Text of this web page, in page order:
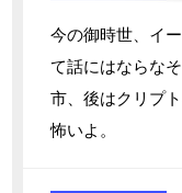
今の御時世、イ
て話にはならな
市、後はクリプ
怖いよ。